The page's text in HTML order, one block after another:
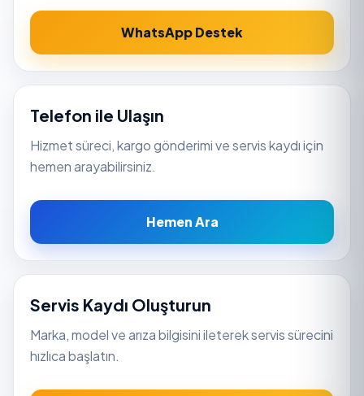
WhatsApp Destek
Telefon ile Ulaşın
Hizmet süreci, kargo gönderimi ve servis kaydı için
hemen arayabilirsiniz.
Hemen Ara
Servis Kaydı Oluşturun
Marka, model ve arıza bilgisini ileterek servis sürecini
hızlıca başlatın.